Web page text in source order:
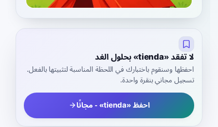
لا تفقد «tienda» بحلول الغد
احفظها وسنقوم باختبارك في اللحظة المناسبة لتثبيتها بالفعل.
تسجيل مجاني بنقرة واحدة.
احفظ «tienda» - مجانًا